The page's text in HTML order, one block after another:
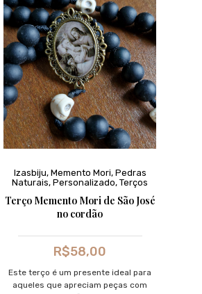
Izasbiju, Memento Mori, Pedras
Naturais, Personalizado, Terços
Terço Memento Mori de São José
no cordão
R$58,00
Este terço é um presente ideal para
aqueles que apreciam peças com